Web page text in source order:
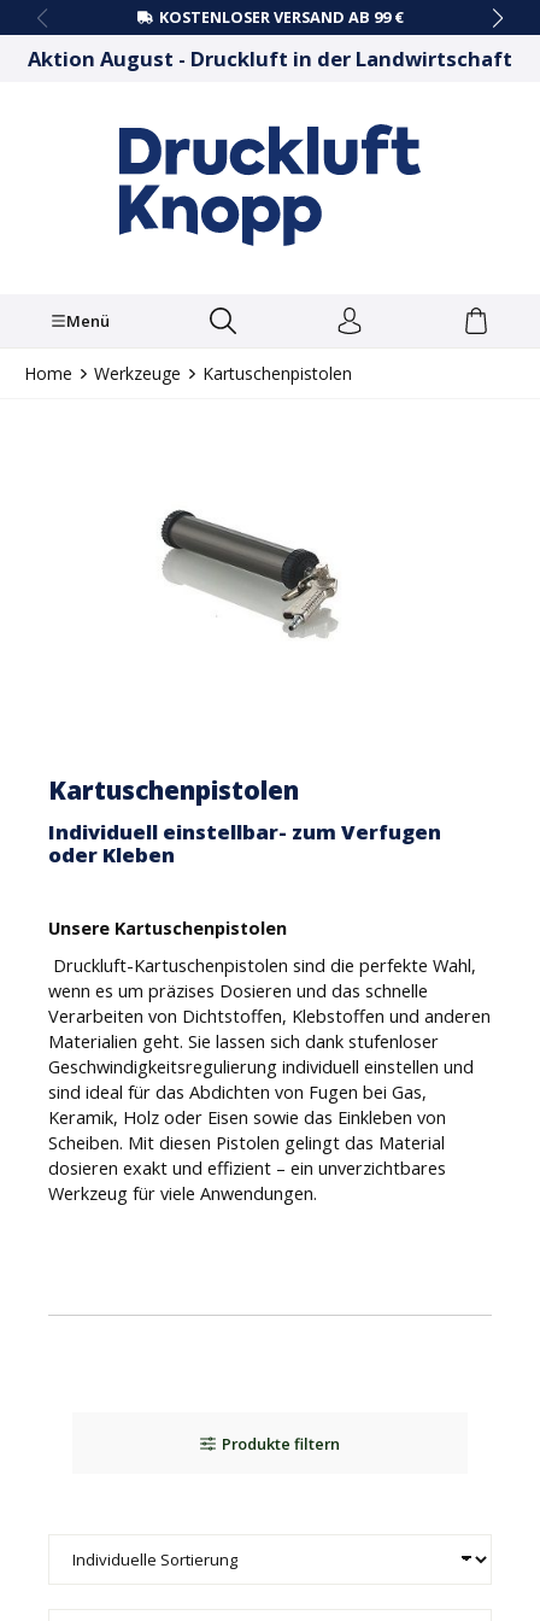
springen KOSTENLOSER VERSAND AB 99 €
Aktion August - Druckluft in der Landwirtschaft
Menü
Home Werkzeuge Kartuschenpistolen
Kartuschenpistolen
Individuell einstellbar- zum Verfugen
oder Kleben
Unsere Kartuschenpistolen
Druckluft-Kartuschenpistolen sind die perfekte Wahl,
wenn es um präzises Dosieren und das schnelle
Verarbeiten von Dichtstoffen, Klebstoffen und anderen
Materialien geht. Sie lassen sich dank stufenloser
Geschwindigkeitsregulierung individuell einstellen und
sind ideal für das Abdichten von Fugen bei Gas,
Keramik, Holz oder Eisen sowie das Einkleben von
Scheiben. Mit diesen Pistolen gelingt das Material
dosieren exakt und effizient – ein unverzichtbares
Werkzeug für viele Anwendungen.
Produkte filtern